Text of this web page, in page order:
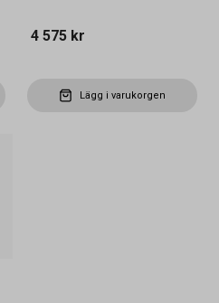
4 575 kr
Lägg i varukorgen